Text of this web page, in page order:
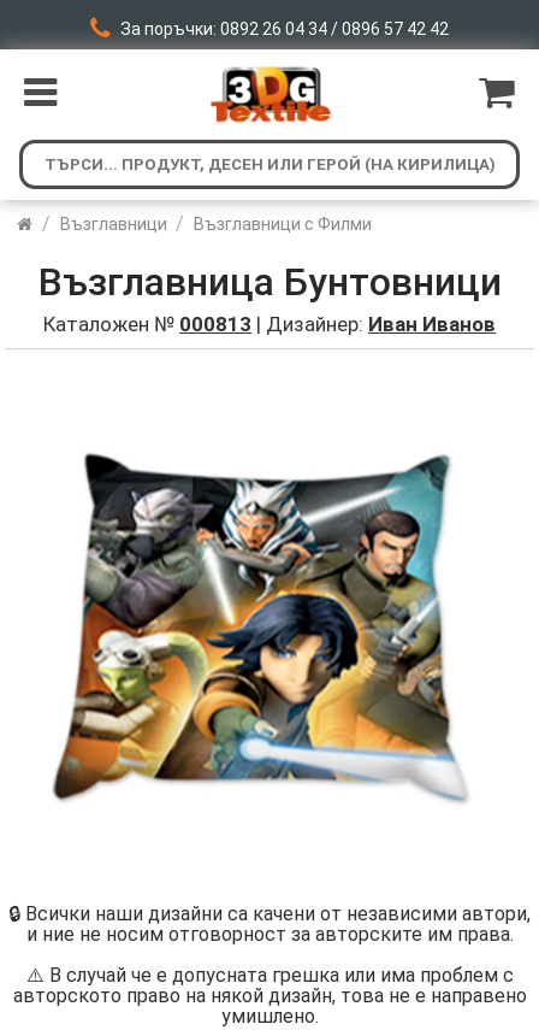
За поръчки: 0892 26 04 34 / 0896 57 42 42
/ Възглавници / Възглавници с Филми
Възглавница Бунтовници
Каталожен № 000813 | Дизайнер: Иван Иванов
🔒 Всички наши дизайни са качени от независими автори,
и ние не носим отговорност за авторските им права.
⚠️ В случай че е допусната грешка или има проблем с
авторското право на някой дизайн, това не е направено
умишлено.